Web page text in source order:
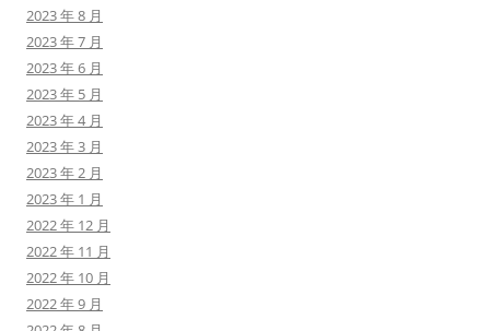
2023 年 8 月
2023 年 7 月
2023 年 6 月
2023 年 5 月
2023 年 4 月
2023 年 3 月
2023 年 2 月
2023 年 1 月
2022 年 12 月
2022 年 11 月
2022 年 10 月
2022 年 9 月